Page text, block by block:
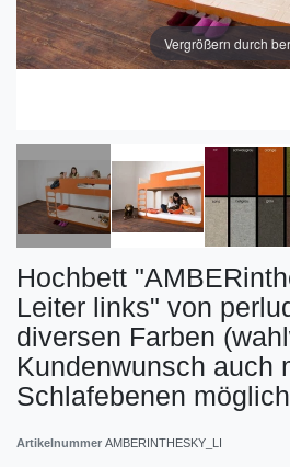
Vergrößern durch
Hochbett
Leiter links" von
diversen Farben
Kundenwunsch auch
Schlafebenen
Artikelnummer AMBERINTHESKY_LI